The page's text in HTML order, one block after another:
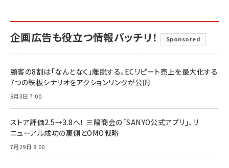
企画広告も役立つ情報バッチリ！ Sponsored
顧客の8割は「なんとなく」離脱する。ECリピート売上を最大化する
7つの鉄板シナリオをアクションリンクが公開
8月3日 7:00
ストア評価2.5→3.8へ！ 三陽商会の「SANYO公式アプリ」、リ
ニューアル成功の裏側とOMO戦略
7月29日 8:00